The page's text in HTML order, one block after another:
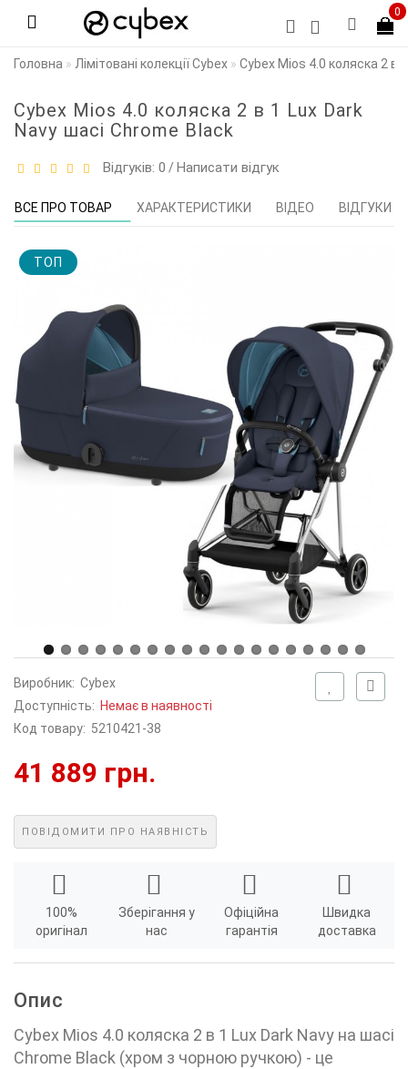
0
Головна Лімітовані колекції Cybex Cybex Mios 4.0 коляска 2 в
Cybex Mios 4.0 коляска 2 в 1 Lux Dark
Navy шасі Chrome Black
Відгуків: 0 /Написати відгук
ВСЕ ПРО ТОВАР ХАРАКТЕРИСТИКИ ВІДЕО ВІДГУКИ
TOП
Виробник: Cybex
Доступність: Немає в наявності
Код товару: 5210421-38
41 889 грн.
ПОВІДОМИТИ ПРО НАЯВНІСТЬ
100%
оригінал
Зберігання у
нас
Офіційна
гарантія
Швидка
доставка
Опис
Cybex Mios 4.0 коляска 2 в 1 Lux Dark Navy на шасі
Chrome Black (хром з чорною ручкою) - це